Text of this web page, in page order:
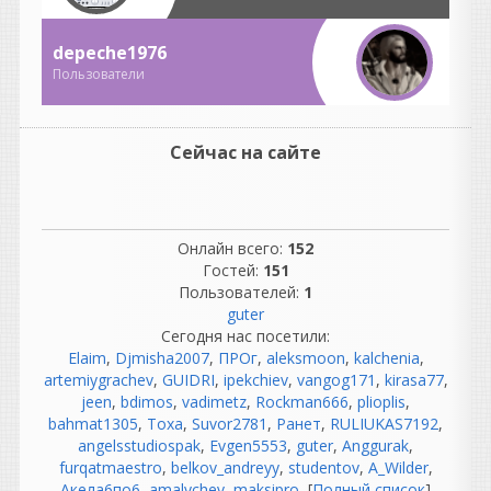
синхронизация
магнитофонов;
обслуживание техники.
Инженеры тратили
огромное количество
времени на обслуживание
оборудования.
Если почитать
воспоминания
звукорежиссеров 70-х, 80-х
и 90-х, они ругались
постоянно:
лента закончилась в самый
неподходящий момент;
магнитофон "зажевал"
мастер;
шумит предусилитель;
сломался компрессор;
лампа умерла во время
depeche1976
Пользователи
Сейчас на сайте
Онлайн всего: 152
Гостей: 151
Пользователей: 1
guter
Сегодня нас посетили:
Elaim, Djmisha2007, ПРОг, aleksmoon, kalchenia,
artemiygrachev, GUIDRI, ipekchiev, vangog171 , kirasa77,
jeen, bdimos, vadimetz, Rockman666, plioplis,
bahmat1305, Тоха, Suvor2781 , Ранет, RULIUKAS7192,
angelsstudiospak, Evgen5553, guter, Anggurak,
furqatmaestro, belkov_andreyy, studentov, A_Wilder,